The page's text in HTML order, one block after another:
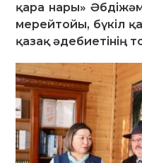
қара нары»
мерейтойы, бүкіл
қазақ әдебиетінің